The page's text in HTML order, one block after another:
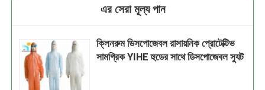
এর সেরা মূল্য পান
ক্লিনরুম ডিসপোজেবল রাসায়নিক প্রোটেক্টিভ
সামগ্রিক YIHE হুডের সাথে ডিসপোজেবল স্যুট